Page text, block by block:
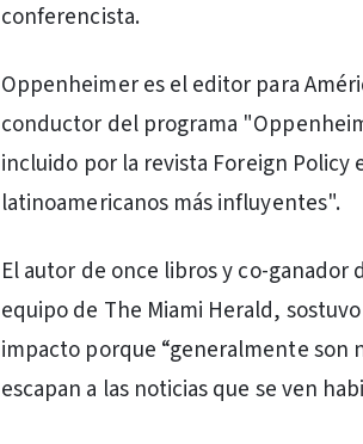
conferencista.
Oppenheimer es el editor para
conductor del programa
incluido por la revista Foreign
latinoamericanos más influyentes".
El autor de once libros y co-
equipo de The Miami Herald,
impacto porque “generalmente son
escapan a las noticias que se ven